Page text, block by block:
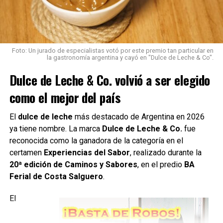
Un vínculo basado en valores
compartidos
Desde SANCOR SEGUROS destacaron que el
acompañamiento a la Selección Argentina refleja valores
como elcompromiso, el trabajo en equipo, el
esfuerzo y la búsqueda constante de la excelencia,
pilares que también forman parte de la cultura de la
empresa.
Asimismo,
remarcaron
Foto: Un jurado de especialistas votó por este premio tan particular en
la gastronomía argentina y cayó en "Dulce de Leche & Co".
Dulce de Leche & Co. volvió a ser elegido
como el mejor del país
El dulce de leche más destacado de Argentina en 2026
ya tiene nombre. La marca Dulce de Leche & Co.fue
reconocida como la ganadora de la categoría en el
certamen Experiencias del Sabor, realizado durante la
20ª edición de Caminos y Sabores, en el predio BA
Ferial de Costa Salguero.
El